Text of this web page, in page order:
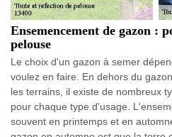
Ensemencement de gazon :
pelouse
Le choix d'un gazon à semer
voulez en faire. En dehors du
les terrains, il existe de nombreux
pour chaque type d'usage.
souvent en printemps et en